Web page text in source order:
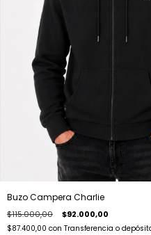
Buzo Campera Charlie
$115.000,00 $92.000,00
$87.400,00 con Transferencia o